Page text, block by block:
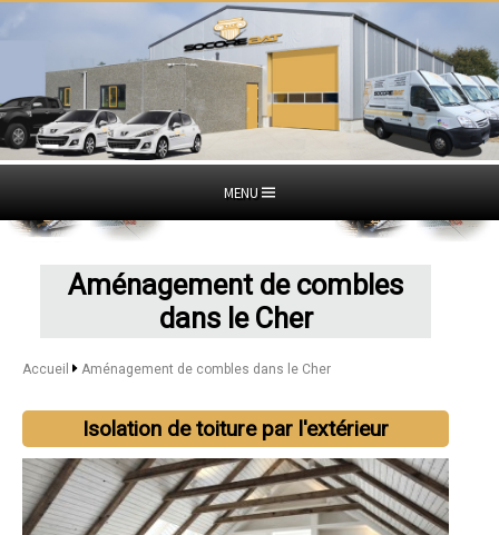
MENU
Aménagement de combles
dans le Cher
Accueil Aménagement de combles dans le Cher
Isolation de toiture par l'extérieur